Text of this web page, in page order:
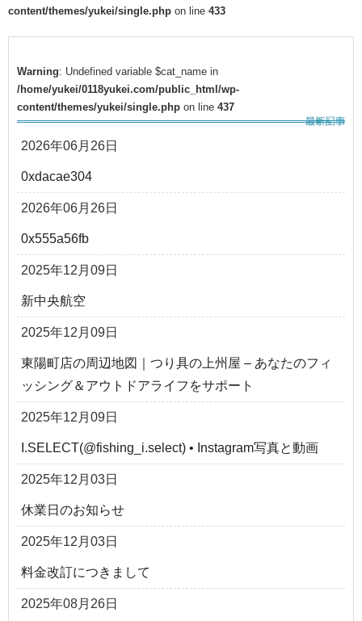
content/themes/yukei/single.php on line 433
Warning: Undefined variable $cat_name in
/home/yukei/0118yukei.com/public_html/wp-
content/themes/yukei/single.php on line 437
2026年06月26日
0xdacae304
2026年06月26日
0x555a56fb
2025年12月09日
新中央航空
2025年12月09日
東陽町店の周辺地図｜つり具の上州屋 – あなたのフィ
ッシング＆アウトドアライフをサポート
2025年12月09日
I.SELECT(@fishing_i.select) • Instagram写真と動画
2025年12月03日
休業日のお知らせ
2025年12月03日
料金改訂につきまして
2025年08月26日